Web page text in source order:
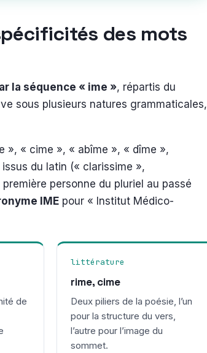
des mots
la séquence « ime », répartis du
sous plusieurs natures grammaticales,
», « cime », « abîme », « dîme »,
du latin (« clarissime »,
première personne du pluriel au passé
IME pour « Institut Médico-
de
littérature
rime, cime
Deux piliers de la poésie, l’un
pour la structure du vers,
l’autre pour l’image du
sommet.